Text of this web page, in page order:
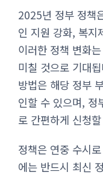
2025년 정부 정책
인 지원 강화, 복지
이러한 정책 변화
미칠 것으로 기대
방법은 해당 정부
인할 수 있으며, 정
로 간편하게 신청
정책은 연중 수시
에는 반드시 최신